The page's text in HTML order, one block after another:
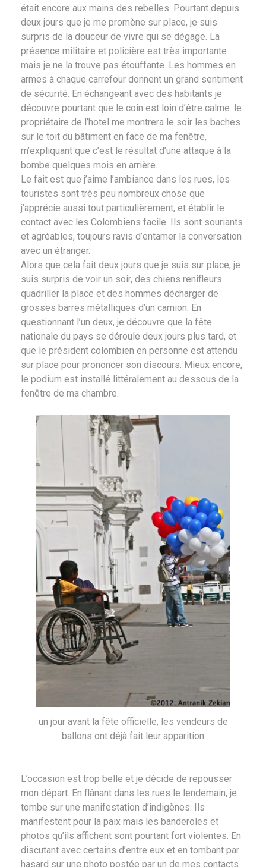
était encore aux mains des rebelles. Pourtant depuis
deux jours que je me promène sur place, je suis
surpris de la douceur de vivre qui se dégage. La
présence militaire et policière est très importante
mais je ne la trouve pas étouffante. Les hommes en
armes à chaque carrefour donnent un grand sentiment
de sécurité. En échangeant avec des habitants je
découvre pourtant que le coin est loin d’être calme. le
propriétaire de l’hotel me montrera le soir les baches
sur le toit du bâtiment en face de ma fenêtre,
m’expliquant que c’est le résultat d’une attaque à la
bombe quelques mois en arrière.
Le fait est que j’aime l’ambiance dans les rues, les
touristes sont très peu nombreux chose que
j’apprécie aussi tout particulièrement, et établir le
contact avec les Colombiens facile. Ils sont souriants
et agréables, toujours ravis d’entamer la conversation
avec un étranger.
Alors que cela fait deux jours que je suis sur place, je
suis surpris de voir un soir, des chiens renifleurs
quadriller la place et des hommes décharger de
grosses barres métalliques d’un camion. En
questionnant l’un deux, je découvre que la fête
nationale du pays se déroule deux jours plus tard, et
que le président colombien en personne est attendu
sur place pour prononcer son discours. Mieux encore,
le podium est installé littéralement au dessous de la
fenêtre de ma chambre.
un jour avant la fête officielle, les vendeurs de
ballons ont déjà fait leur apparition
L’occasion est trop belle et je décide de repousser
mon départ. En flânant dans les rues le lendemain, je
tombe sur une manifestation d’indigènes. Ils
manifestent pour la paix mais les banderoles et
photos qu’ils affichent sont pourtant fort violentes. En
discutant avec certains d’entre eux et en tombant par
hasard sur une photo postée par un de mes contacts